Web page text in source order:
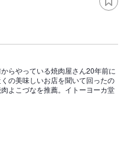
らやっている焼肉屋さん20年前に
の美味しいお店を聞いて回ったの
よこづなを推薦。イトーヨーカ堂